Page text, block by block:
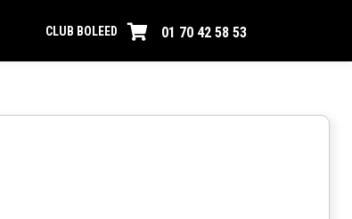
CLUB BOLEED 01 70 42 58 53